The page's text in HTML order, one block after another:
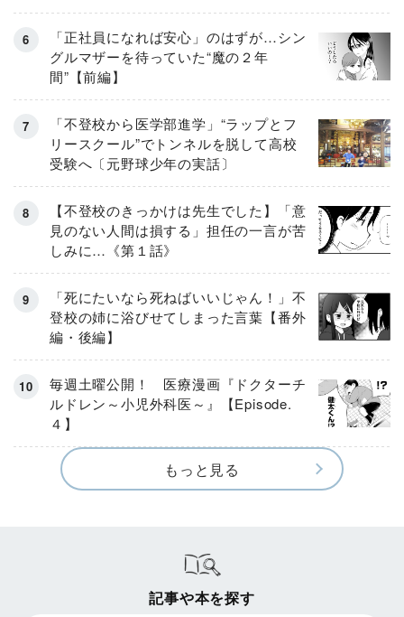
「正社員になれば安心」のはずが…シン
グルマザーを待っていた“魔の２年
間”【前編】
「不登校から医学部進学」“ラップとフ
リースクール”でトンネルを脱して高校
受験へ〔元野球少年の実話〕
【不登校のきっかけは先生でした】「意
見のない人間は損する」担任の一言が苦
しみに…《第１話》
「死にたいなら死ねばいいじゃん！」不
登校の姉に浴びせてしまった言葉【番外
編・後編】
毎週土曜公開！ 医療漫画『ドクターチ
ルドレン～小児外科医～』【Episode.
４】
もっと見る
記事や本を探す